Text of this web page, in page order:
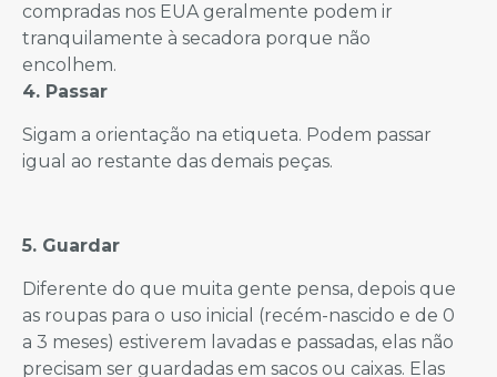
compradas nos EUA geralmente podem ir
tranquilamente à secadora porque não
encolhem.
4. Passar
Sigam a orientação na etiqueta. Podem passar
igual ao restante das demais peças.
5. Guardar
Diferente do que muita gente pensa, depois que
as roupas para o uso inicial (recém-nascido e de 0
a 3 meses) estiverem lavadas e passadas, elas não
precisam ser guardadas em sacos ou caixas. Elas